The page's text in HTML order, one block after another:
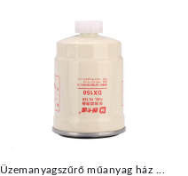
Üzemanyagszűrő műanyag ház ...